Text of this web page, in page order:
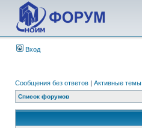
Вход
Сообщения без ответов | Активные темы
Список форумов